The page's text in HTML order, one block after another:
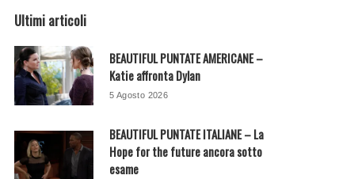
Ultimi articoli
BEAUTIFUL PUNTATE AMERICANE –
Katie affronta Dylan
5 Agosto 2026
BEAUTIFUL PUNTATE ITALIANE – La
Hope for the future ancora sotto
esame